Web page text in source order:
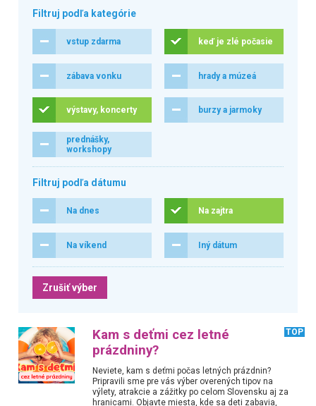
Filtruj podľa kategórie
vstup zdarma keď je zlé počasie
zábava vonku hrady a múzeá
výstavy, koncerty burzy a jarmoky
prednášky,
workshopy
Filtruj podľa dátumu
Na dnes Na zajtra
Na víkend Iný dátum
Zrušiť výber
Kam s deťmi cez letné
prázdniny?
TOP
Neviete, kam s deťmi počas letných prázdnin?
Pripravili sme pre vás výber overených tipov na
výlety, atrakcie a zážitky po celom Slovensku aj za
hranicami. Objavte miesta, kde sa deti zabavia,